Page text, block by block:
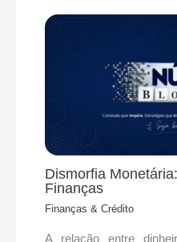
Dismorfia
Finanças
Finanças & Crédito
A relação entre